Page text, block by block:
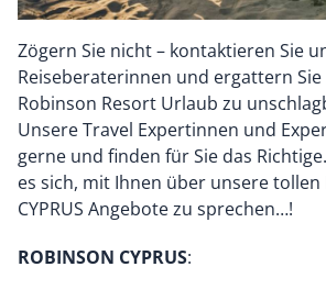
Zögern Sie nicht – kontaktieren Sie
Reiseberaterinnen und ergattern
Robinson Resort Urlaub zu
Unsere Travel Expertinnen und
gerne und finden für Sie das
es sich, mit Ihnen über unsere tollen
CYPRUS Angebote zu sprechen…!
ROBINSON CYPRUS: